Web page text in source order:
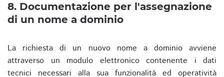
8. Documentazione per l'assegnazione
di un nome a dominio
La richiesta di un nuovo nome a dominio avviene
attraverso un modulo elettronico contenente i dati
tecnici necessari alla sua funzionalità ed operatività